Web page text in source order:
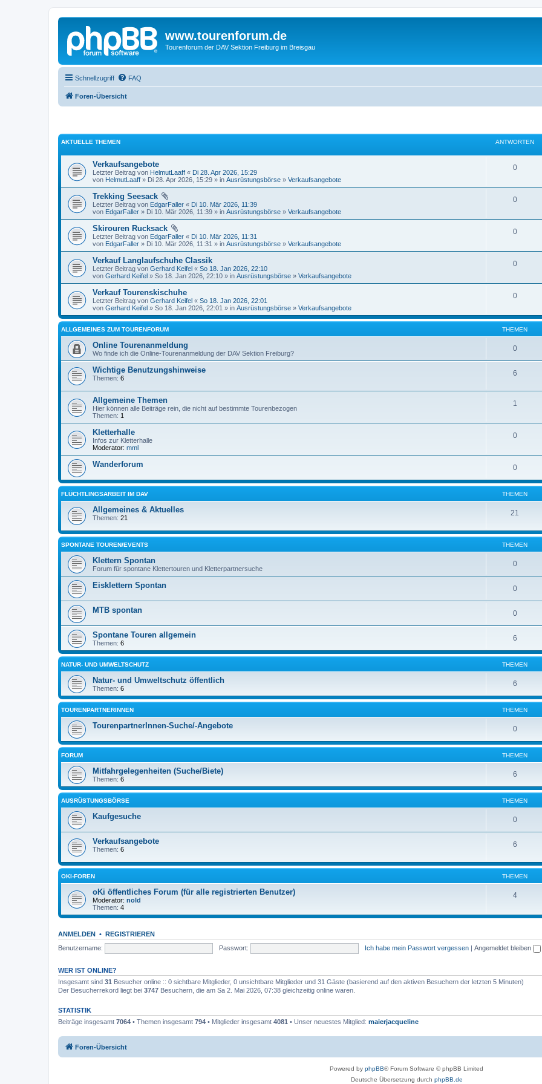
www.tourenforum.de
Tourenforum der DAV Sektion Freiburg im Breisgau
Schnellzugriff FAQ
Foren-Übersicht
AKTUELLE THEMEN ANTWORTEN
Verkaufsangebote
Letzter Beitrag von HelmutLaaff « Di 28. Apr 2026, 15:29
von HelmutLaaff » Di 28. Apr 2026, 15:29 » in Ausrüstungsbörse » Verkaufsangebote
0
Trekking Seesack
Letzter Beitrag von EdgarFaller « Di 10. Mär 2026, 11:39
von EdgarFaller » Di 10. Mär 2026, 11:39 » in Ausrüstungsbörse » Verkaufsangebote
0
Skirouren Rucksack
Letzter Beitrag von EdgarFaller « Di 10. Mär 2026, 11:31
von EdgarFaller » Di 10. Mär 2026, 11:31 » in Ausrüstungsbörse » Verkaufsangebote
0
Verkauf Langlaufschuhe Classik
Letzter Beitrag von Gerhard Keifel « So 18. Jan 2026, 22:10
von Gerhard Keifel » So 18. Jan 2026, 22:10 » in Ausrüstungsbörse » Verkaufsangebote
0
Verkauf Tourenskischuhe
Letzter Beitrag von Gerhard Keifel « So 18. Jan 2026, 22:01
von Gerhard Keifel » So 18. Jan 2026, 22:01 » in Ausrüstungsbörse » Verkaufsangebote
0
ALLGEMEINES ZUM TOURENFORUM THEMEN
Online Tourenanmeldung
Wo finde ich die Online-Tourenanmeldung der DAV Sektion Freiburg?
0
Wichtige Benutzungshinweise
Themen: 6
6
Allgemeine Themen
Hier können alle Beiträge rein, die nicht auf bestimmte Tourenbezogen
Themen: 1
1
Kletterhalle
Infos zur Kletterhalle
Moderator: mml
0
Wanderforum 0
FLÜCHTLINGSARBEIT IM DAV THEMEN
Allgemeines & Aktuelles
Themen: 21
21
SPONTANE TOUREN/EVENTS THEMEN
Klettern Spontan
Forum für spontane Klettertouren und Kletterpartnersuche
0
Eisklettern Spontan 0
MTB spontan 0
Spontane Touren allgemein
Themen: 6
6
NATUR- UND UMWELTSCHUTZ THEMEN
Natur- und Umweltschutz öffentlich
Themen: 6
6
TOURENPARTNERINNEN THEMEN
TourenpartnerInnen-Suche/-Angebote 0
FORUM THEMEN
Mitfahrgelegenheiten (Suche/Biete)
Themen: 6
6
AUSRÜSTUNGSBÖRSE THEMEN
Kaufgesuche 0
Verkaufsangebote
Themen: 6
6
OKI-FOREN THEMEN
oKi öffentliches Forum (für alle registrierten Benutzer)
Moderator: nold
Themen: 4
4
ANMELDEN • REGISTRIEREN
Benutzername:
Passwort: Ich habe mein Passwort vergessen | Angemeldet bleiben
WER IST ONLINE?
Insgesamt sind 31 Besucher online :: 0 sichtbare Mitglieder, 0 unsichtbare Mitglieder und 31 Gäste (basierend auf den aktiven Besuchern der letzten 5 Minuten)
Der Besucherrekord liegt bei 3747 Besuchern, die am Sa 2. Mai 2026, 07:38 gleichzeitig online waren.
STATISTIK
Beiträge insgesamt 7064 • Themen insgesamt 794 • Mitglieder insgesamt 4081 • Unser neuestes Mitglied: maierjacqueline
Foren-Übersicht
Powered by phpBB® Forum Software © phpBB Limited
Deutsche Übersetzung durch phpBB.de